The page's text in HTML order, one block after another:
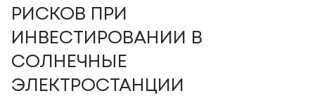
РИСКОВ ПРИ
ИНВЕСТИРОВАНИИ В
СОЛНЕЧНЫЕ
ЭЛЕКТРОСТАНЦИИ